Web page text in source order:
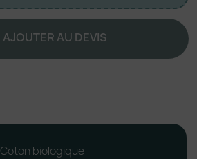
AJOUTER AU DEVIS
Coton biologique